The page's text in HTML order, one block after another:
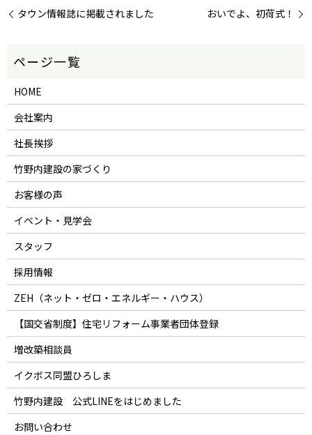
タウン情報誌に掲載されました おいでよ、初荷式！
HOME
会社案内
社長挨拶
竹野内建設の家づくり
お客様の声
イベント・見学会
スタッフ
採用情報
ZEH（ネット・ゼロ・エネルギー・ハウス）
【国交省制度】住宅リフォーム事業者団体登録
増改築相談員
イクボス同盟ひろしま
竹野内建設 公式LINEをはじめました
お問い合わせ